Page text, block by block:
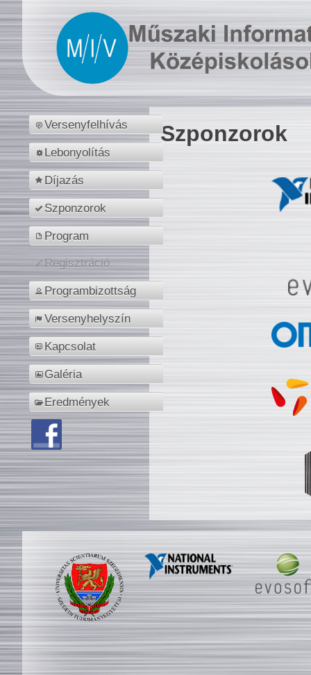
Versenyfelhívás
Lebonyolítás
Díjazás
Szponzorok
Program
Regisztráció
Programbizottság
Versenyhelyszín
Kapcsolat
Galéria
Eredmények
Szponzorok